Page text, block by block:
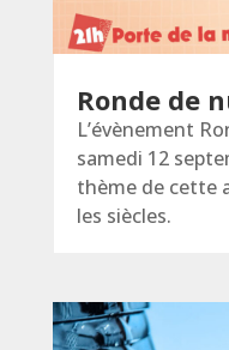
Ronde de
L’évènement
samedi 12
thème de cette
les siècles.